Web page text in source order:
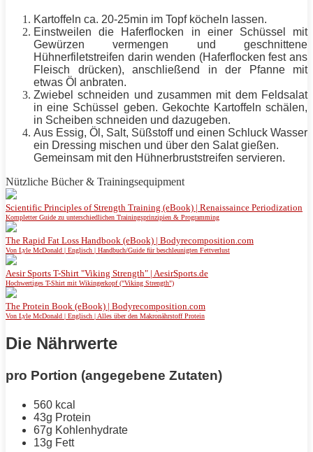
Kartoffeln ca. 20-25min im Topf köcheln lassen.
Einstweilen die Haferflocken in einer Schüssel mit
Gewürzen vermengen und geschnittene
Hühnerfiletstreifen darin wenden (Haferflocken fest ans
Fleisch drücken), anschließend in der Pfanne mit
etwas Öl anbraten.
Zwiebel schneiden und zusammen mit dem Feldsalat
in eine Schüssel geben. Gekochte Kartoffeln schälen,
in Scheiben schneiden und dazugeben.
Aus Essig, Öl, Salt, Süßstoff und einen Schluck Wasser
ein Dressing mischen und über den Salat gießen.
Gemeinsam mit den Hühnerbruststreifen servieren.
Nützliche Bücher & Trainingsequipment
Scientific Principles of Strength Training (eBook) | Renaissaince Periodization
Kompletter Guide zu unterschiedlichen Trainingsprinzipien & Programming
The Rapid Fat Loss Handbook (eBook) | Bodyrecomposition.com
Von Lyle McDonald | Englisch | Handbuch/Guide für beschleunigten Fettverlust
Aesir Sports T-Shirt "Viking Strength" | AesirSports.de
Hochwertiges T-Shirt mit Wikingerkopf ("Viking Strength")
The Protein Book (eBook) | Bodyrecomposition.com
Von Lyle McDonald | Englisch | Alles über den Makronährstoff Protein
Die Nährwerte
pro Portion (angegebene Zutaten)
560 kcal
43g Protein
67g Kohlenhydrate
13g Fett